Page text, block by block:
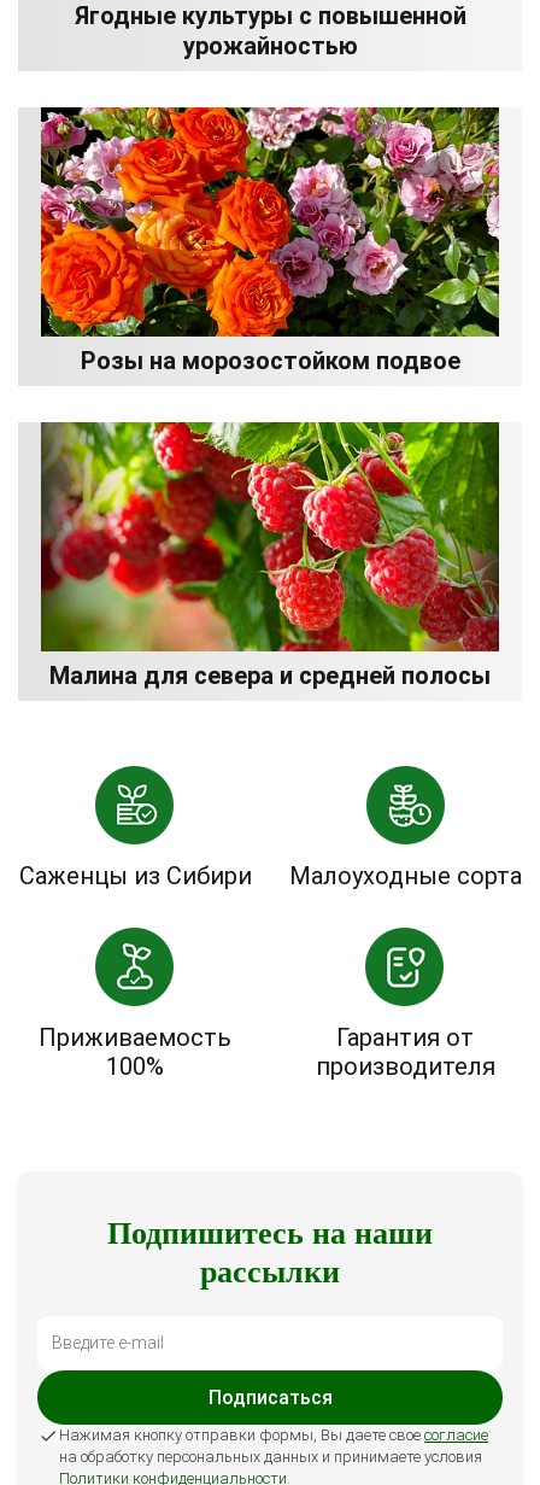
Ягодные культуры с повышенной
урожайностью
Розы на морозостойком подвое
Малина для севера и средней полосы
Саженцы из Сибири Малоуходные сорта
Приживаемость
100%
Гарантия от
производителя
Подпишитесь на наши
рассылки
Подписаться
Нажимая кнопку отправки формы, Вы даете свое согласие
на обработку персональных данных и принимаете условия
Политики конфиденциальности.